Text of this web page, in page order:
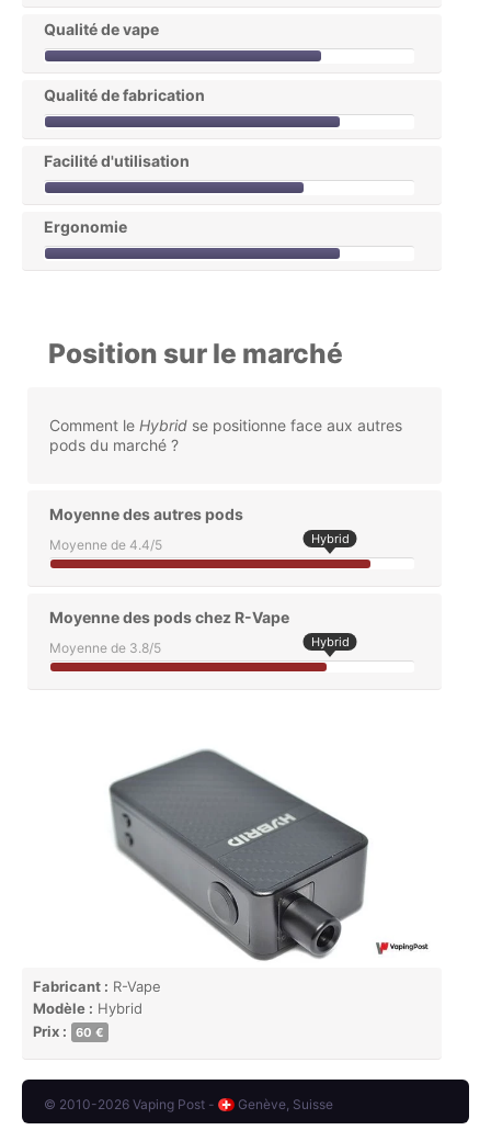
Qualité de vape
Qualité de fabrication
Facilité d'utilisation
Ergonomie
Position sur le marché
Comment le Hybrid se positionne face aux autres
pods du marché ?
Moyenne des autres pods
Moyenne de 4.4/5 Hybrid
Moyenne des pods chez R-Vape
Moyenne de 3.8/5 Hybrid
Fabricant : R-Vape
Modèle : Hybrid
Prix :
60 €
© 2010-2026 Vaping Post - Genève, Suisse